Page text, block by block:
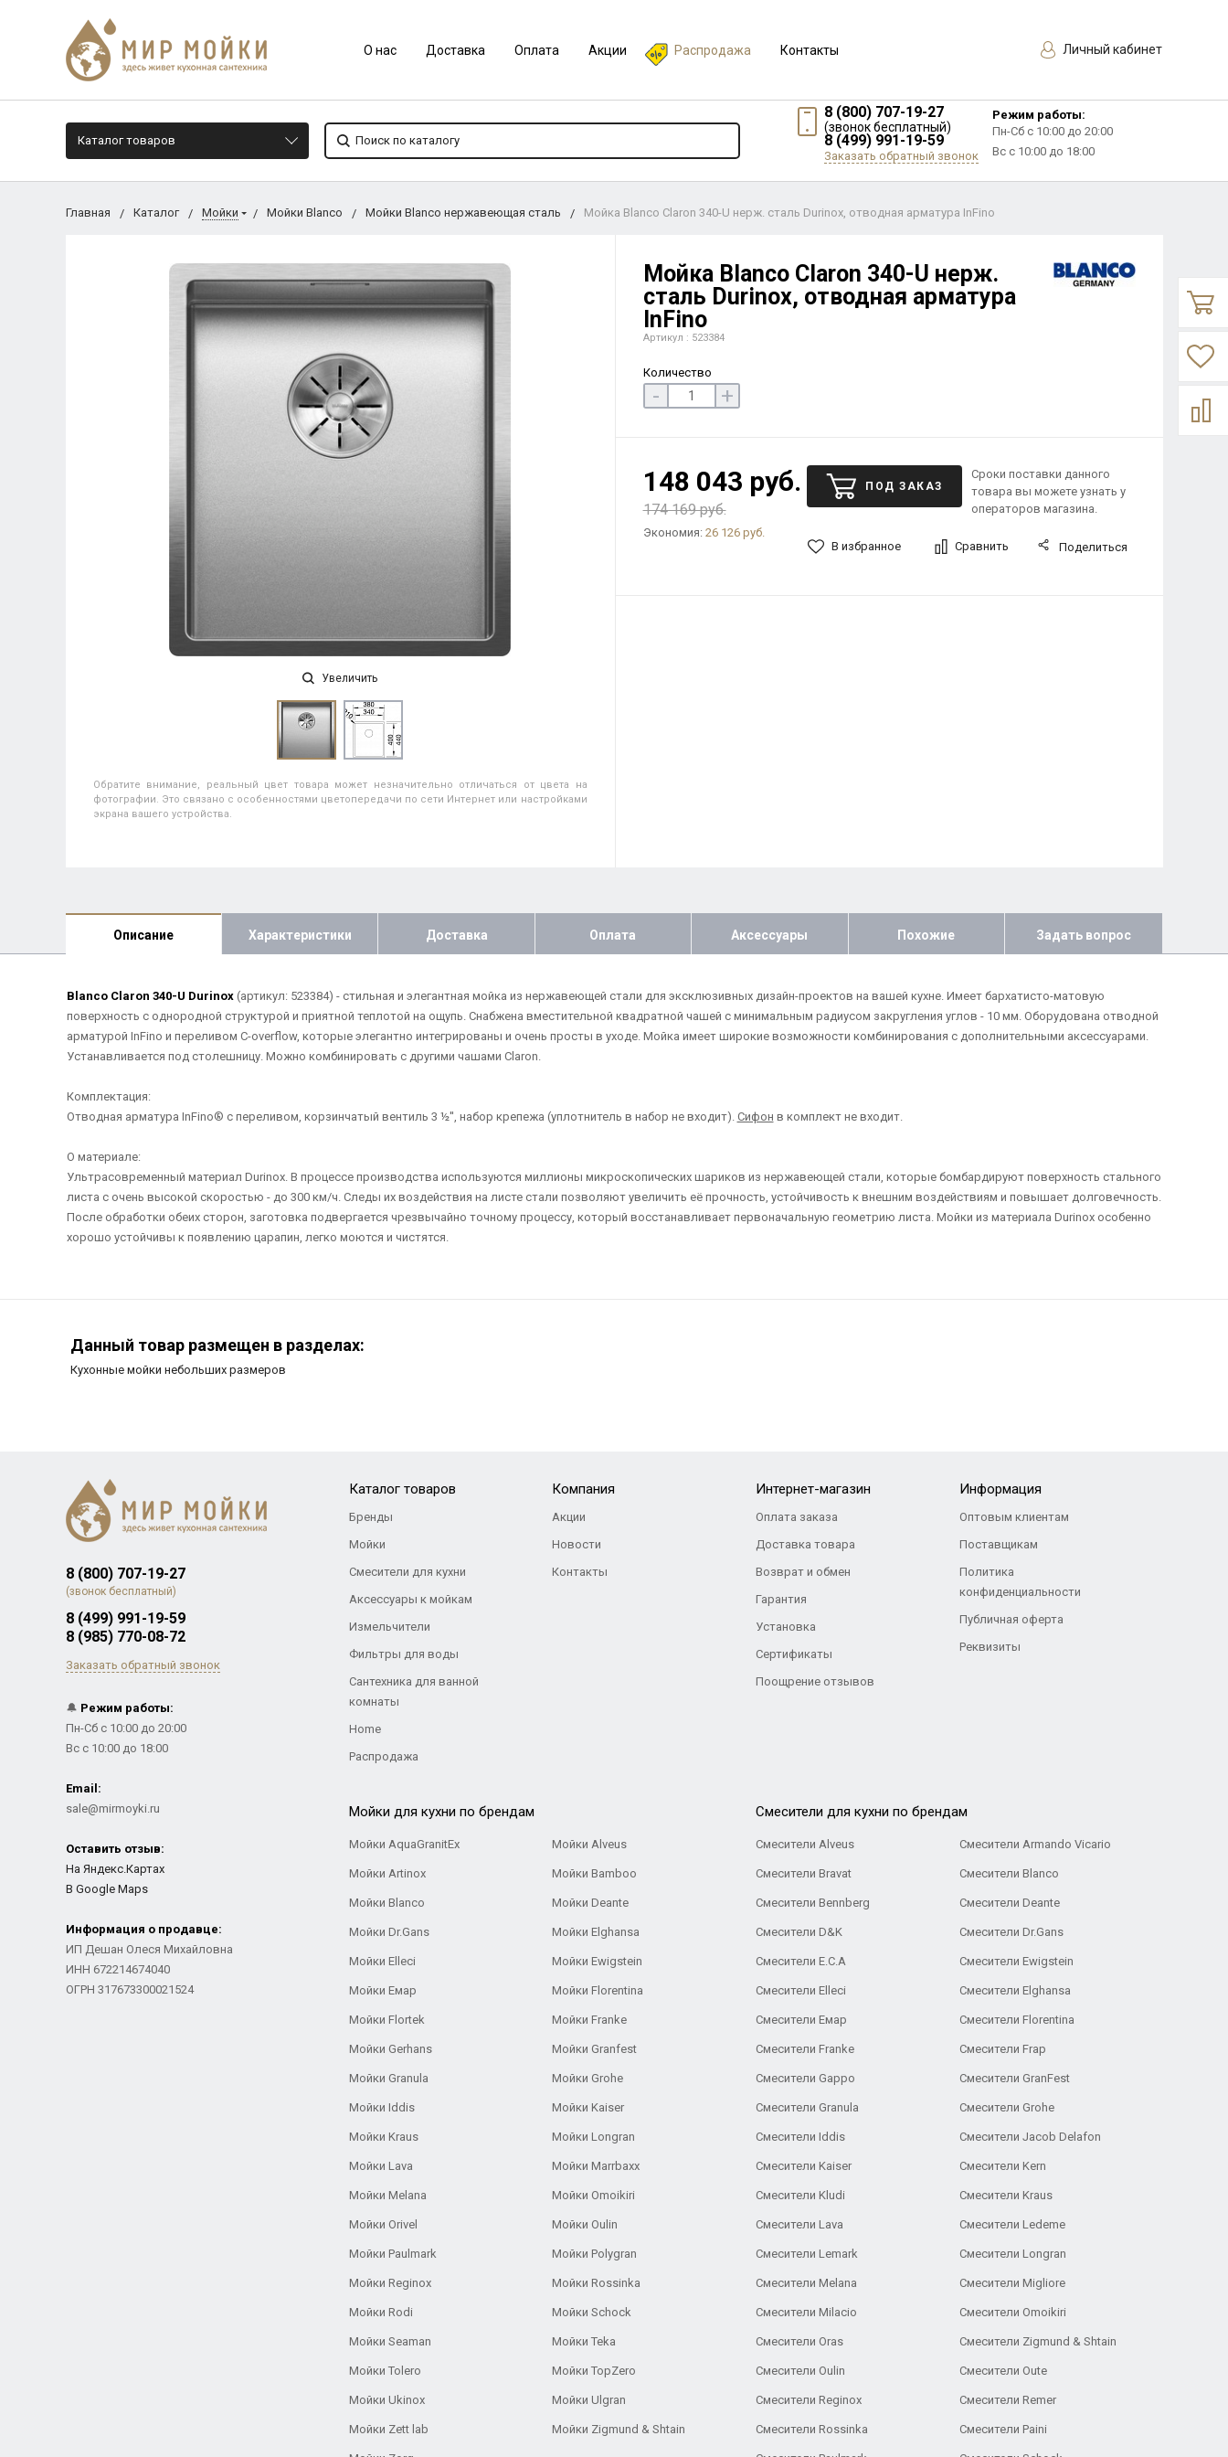
О нас Доставка Оплата Акции Распродажа Контакты Личный кабинет
Каталог товаров
8 (800) 707-19-27
(звонок бесплатный)
8 (499) 991-19-59
Заказать обратный звонок
Режим работы:
Пн-Сб с 10:00 до 20:00
Вс с 10:00 до 18:00
Главная Каталог Мойки Мойки Blanco Мойки Blanco нержавеющая сталь Мойка Blanco Claron 340-U нерж. сталь Durinox, отводная арматура InFino
Увеличить
Обратите внимание, реальный цвет товара может незначительно отличаться от цвета на
фотографии. Это связано с особенностями цветопередачи по сети Интернет или настройками
экрана вашего устройства.
Мойка Blanco Claron 340-U нерж.
сталь Durinox, отводная арматура
InFino
Артикул : 523384
Количество
- +
148 043 руб.
174 169 руб.
Экономия: 26 126 руб.
ПОД ЗАКАЗ
Сроки поставки данного
товара вы можете узнать у
операторов магазина.
В избранное Сравнить Поделиться
Описание Характеристики Доставка Оплата Аксессуары Похожие Задать вопрос
Blanco Claron 340-U Durinox(артикул: 523384) - стильная и элегантная мойка из нержавеющей стали для эксклюзивных дизайн-проектов на вашей кухне. Имеет бархатисто-матовую
поверхность с однородной структурой и приятной теплотой на ощупь. Снабжена вместительной квадратной чашей с минимальным радиусом закругления углов - 10 мм. Оборудована отводной
арматурой InFino и переливом C-overflow, которые элегантно интегрированы и очень просты в уходе. Мойка имеет широкие возможности комбинирования с дополнительными аксессуарами.
Устанавливается под столешницу. Можно комбинировать с другими чашами Claron.
Комплектация:
Отводная арматура InFino® с переливом, корзинчатый вентиль 3 ½'', набор крепежа (уплотнитель в набор не входит). Сифон в комплект не входит.
О материале:
Ультрасовременный материал Durinox. В процессе производства используются миллионы микроскопических шариков из нержавеющей стали, которые бомбардируют поверхность стального
листа с очень высокой скоростью - до 300 км/ч. Следы их воздействия на листе стали позволяют увеличить её прочность, устойчивость к внешним воздействиям и повышает долговечность.
После обработки обеих сторон, заготовка подвергается чрезвычайно точному процессу, который восстанавливает первоначальную геометрию листа. Мойки из материала Durinox особенно
хорошо устойчивы к появлению царапин, легко моются и чистятся.
Данный товар размещен в разделах:
Кухонные мойки небольших размеров
8 (800) 707-19-27
(звонок бесплатный)
8 (499) 991-19-59
8 (985) 770-08-72
Заказать обратный звонок
🔔 Режим работы:
Пн-Сб с 10:00 до 20:00
Вс с 10:00 до 18:00
Email:
sale@mirmoyki.ru
Оставить отзыв:
На Яндекс.Картах
В Google Maps
Информация о продавце:
ИП Дешан Олеся Михайловна
ИНН 672214674040
ОГРН 317673300021524
Каталог товаров
Бренды
Мойки
Смесители для кухни
Аксессуары к мойкам
Измельчители
Фильтры для воды
Сантехника для ванной
комнаты
Home
Распродажа
Компания
Акции
Новости
Контакты
Интернет-магазин
Оплата заказа
Доставка товара
Возврат и обмен
Гарантия
Установка
Сертификаты
Поощрение отзывов
Информация
Оптовым клиентам
Поставщикам
Политика
конфиденциальности
Публичная оферта
Реквизиты
Мойки для кухни по брендам
Мойки AquaGranitEx Мойки Alveus
Мойки Artinox Мойки Bamboo
Мойки Blanco Мойки Deante
Мойки Dr.Gans Мойки Elghansa
Мойки Elleci Мойки Ewigstein
Мойки Емар Мойки Florentina
Мойки Flortek Мойки Franke
Мойки Gerhans Мойки Granfest
Мойки Granula Мойки Grohe
Мойки Iddis Мойки Kaiser
Мойки Kraus Мойки Longran
Мойки Lava Мойки Marrbaxx
Мойки Melana Мойки Omoikiri
Мойки Orivel Мойки Oulin
Мойки Paulmark Мойки Polygran
Мойки Reginox Мойки Rossinka
Мойки Rodi Мойки Schock
Мойки Seaman Мойки Teka
Мойки Tolero Мойки TopZero
Мойки Ukinox Мойки Ulgran
Мойки Zett lab Мойки Zigmund & Shtain
Cмесители для кухни по брендам
Смесители Alveus Смесители Armando Vicario
Смесители Bravat Смесители Blanco
Смесители Bennberg Смесители Deante
Смесители D&K Смесители Dr.Gans
Смесители E.C.A Cмесители Ewigstein
Смесители Elleci Смесители Elghansa
Смесители Емар Смесители Florentina
Смесители Franke Смесители Frap
Смесители Gappo Смесители GranFest
Смесители Granula Смесители Grohe
Смесители Iddis Смесители Jacob Delafon
Смесители Kaiser Смесители Kern
Смесители Kludi Смесители Kraus
Смесители Lava Смесители Ledeme
Смесители Lemark Смесители Longran
Смесители Melana Смесители Migliore
Смесители Milacio Смесители Omoikiri
Смесители Oras Смесители Zigmund & Shtain
Смесители Oulin Смесители Oute
Смесители Reginox Смесители Remer
Смесители Rossinka Смесители Paini